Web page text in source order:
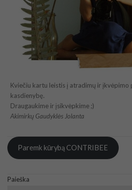
Kviečiu kartu leistis į atradimų ir įkvėpimo
kasdienybę.
Draugaukime ir įsikvėpkime ;)
Akimirkų Gaudyklės Jolanta
Paremk kūrybą CONTRIBEE
Paieška